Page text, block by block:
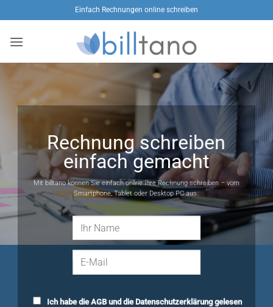
Inhalt
springen
Einfach Rechnungen online schreiben
Rechnung schreiben
einfach gemacht
Mit billtano können Sie einfach online Ihre Rechnung schreiben – vom
Smartphone, Tablet oder Desktop PC aus.
Ich habe dieAGBund die Datenschutzerklärunggelesen